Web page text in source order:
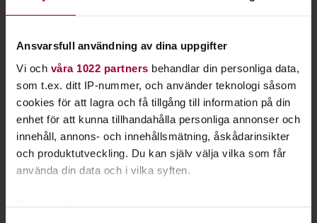
Ansvarsfull användning av dina uppgifter
Vi och våra 1022 partners behandlar din personliga data,
som t.ex. ditt IP-nummer, och använder teknologi såsom
cookies för att lagra och få tillgång till information på din
enhet för att kunna tillhandahålla personliga annonser och
innehåll, annons- och innehållsmätning, åskådarinsikter
och produktutveckling. Du kan själv välja vilka som får
använda din data och i vilka syften.
Isis Wikén
Folkbildningsutvecklare Kultur - Natur
Skicka e-post
073-337 14 00
Läs mer